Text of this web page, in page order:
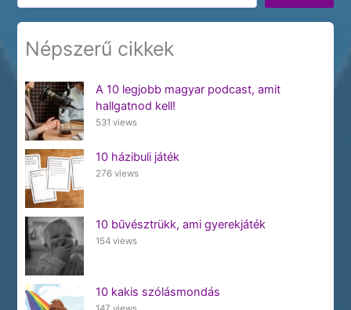
Népszerű cikkek
A 10 legjobb magyar podcast, amit
hallgatnod kell!
531 views
10 házibuli játék
276 views
10 bűvésztrükk, ami gyerekjáték
154 views
10 kakis szólásmondás